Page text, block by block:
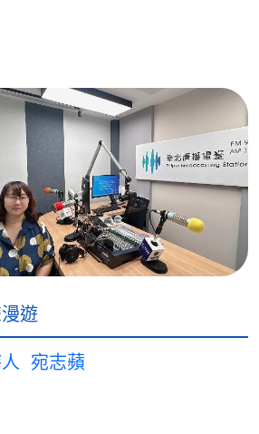
遊
宛志蘋